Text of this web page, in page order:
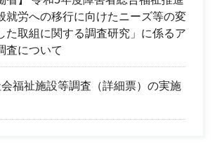
就労への移行に向けたニーズ等の変
た取組に関する調査研究」に係るア
査について
福祉施設等調査（詳細票）の実施